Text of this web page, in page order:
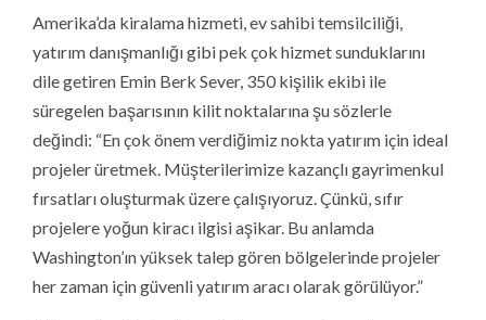
Amerika’da kiralama hizmeti, ev sahibi temsilciliği,
yatırım danışmanlığı gibi pek çok hizmet sunduklarını
dile getiren Emin Berk Sever, 350 kişilik ekibi ile
süregelen başarısının kilit noktalarına şu sözlerle
değindi: “En çok önem verdiğimiz nokta yatırım için ideal
projeler üretmek. Müşterilerimize kazançlı gayrimenkul
fırsatları oluşturmak üzere çalışıyoruz. Çünkü, sıfır
projelere yoğun kiracı ilgisi aşikar. Bu anlamda
Washington’ın yüksek talep gören bölgelerinde projeler
her zaman için güvenli yatırım aracı olarak görülüyor.”